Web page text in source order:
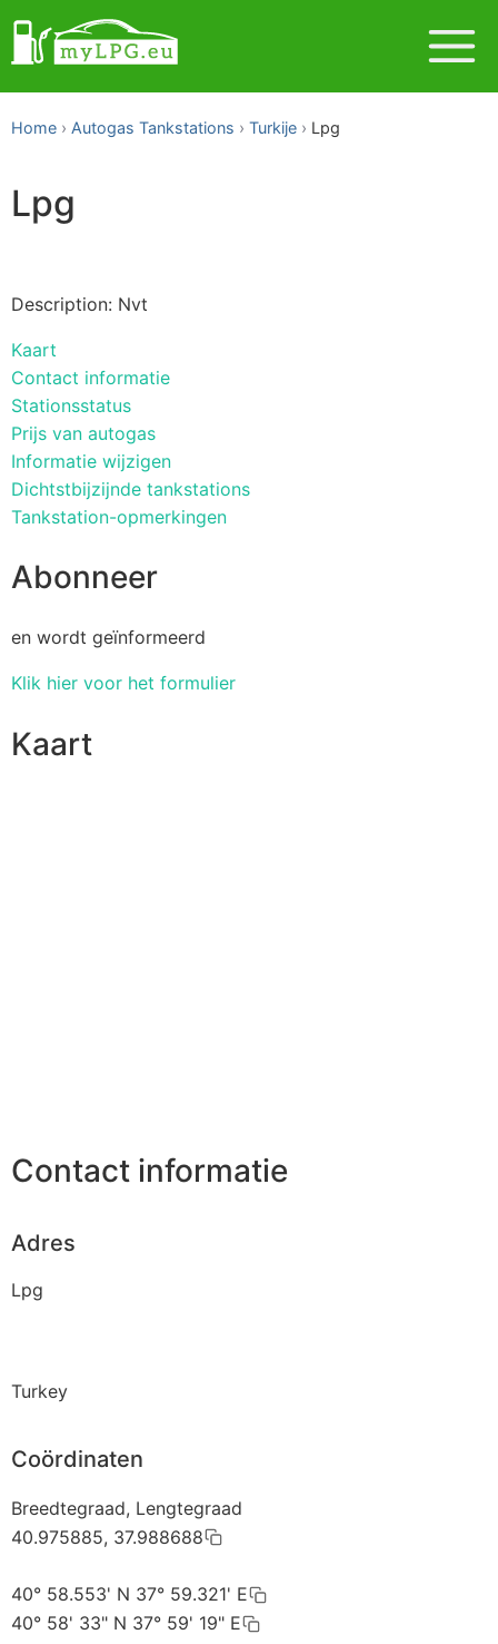
Home Autogas Tankstations Turkije Lpg
Lpg
Description: Nvt
Kaart
Contact informatie
Stationsstatus
Prijs van autogas
Informatie wijzigen
Dichtstbijzijnde tankstations
Tankstation-opmerkingen
Abonneer
en wordt geïnformeerd
Klik hier voor het formulier
Kaart
Contact informatie
Adres
Lpg
Turkey
Coördinaten
Breedtegraad, Lengtegraad
40.975885, 37.988688
40° 58.553' N 37° 59.321' E
40° 58' 33" N 37° 59' 19" E